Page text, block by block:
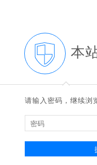
本
◆
◆
请输入密码，继续浏